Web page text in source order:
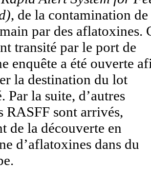
, de la contamination de
par des aflatoxines.
transité par le port de
enquête a été ouverte
la destination du lot
Par la suite, d’autres
RASFF sont arrivés,
de la découverte en
d’aflatoxines dans du